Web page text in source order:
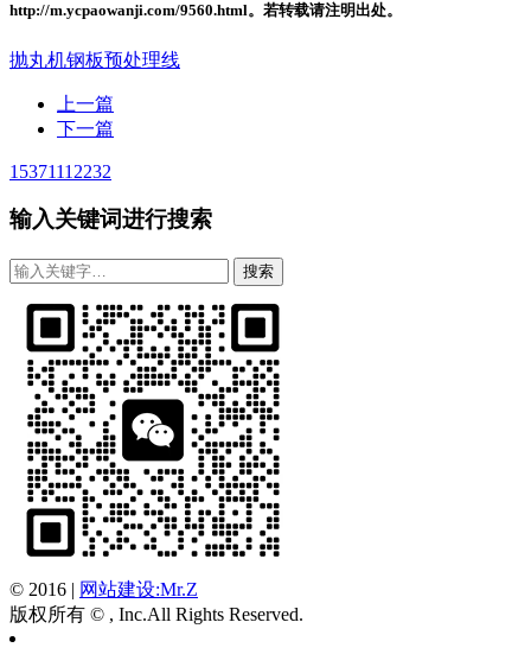
http://m.ycpaowanji.com/9560.html。若转载请注明出处。
抛丸机钢板预处理线
上一篇
下一篇
15371112232
输入关键词进行搜索
© 2016 | 网站建设:Mr.Z
版权所有 © , Inc.All Rights Reserved.